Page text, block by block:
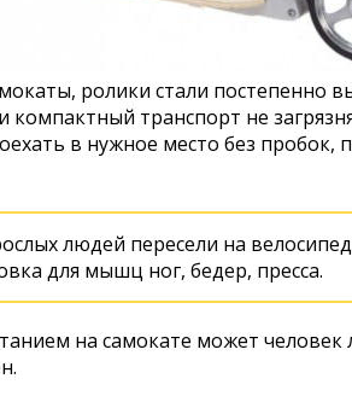
ролики стали постепенно
компактный транспорт не
в нужное место без
людей пересели на
для мышц ног, бедер, пресса.
на самокате может